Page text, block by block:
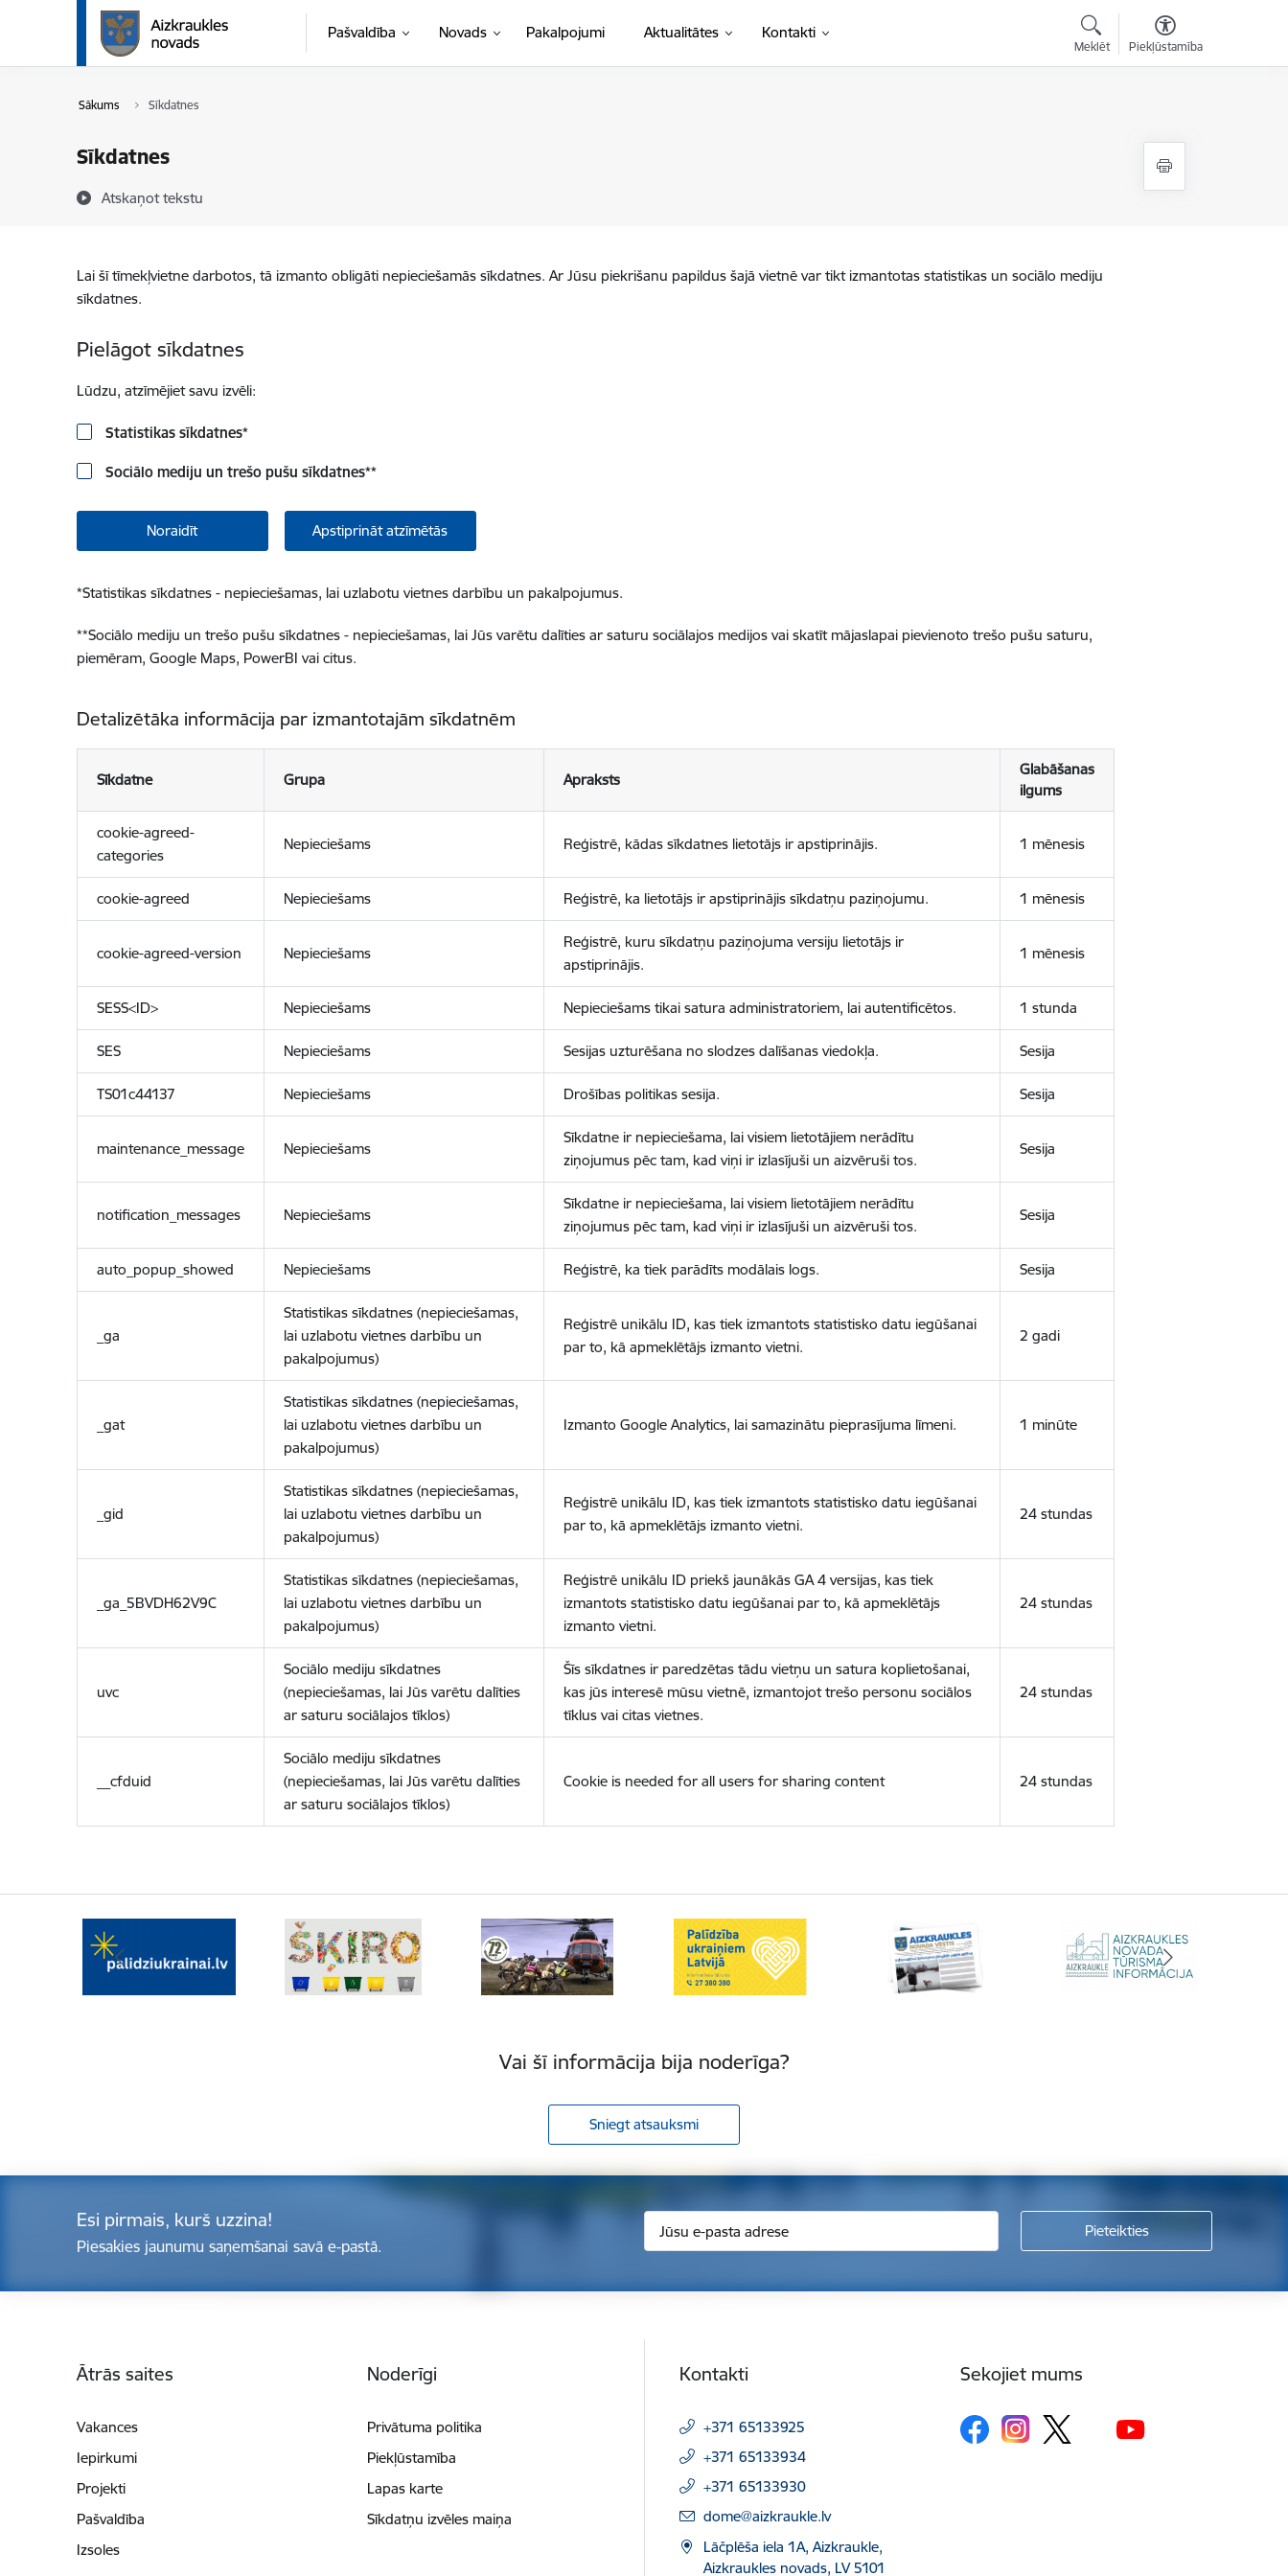
Pāriet uz lapas saturu
Pašvaldība Novads Pakalpojumi Aktualitātes Kontakti
Meklēt Piekļūstamība
Sākums Sīkdatnes
Sīkdatnes
Atskaņot tekstu
Lai šī tīmekļvietne darbotos, tā izmanto obligāti nepieciešamās sīkdatnes. Ar Jūsu piekrišanu papildus šajā vietnē var tikt izmantotas statistikas un sociālo mediju
sīkdatnes.
Pielāgot sīkdatnes
Lūdzu, atzīmējiet savu izvēli:
Statistikas sīkdatnes*
Sociālo mediju un trešo pušu sīkdatnes**
Noraidīt Apstiprināt atzīmētās
*Statistikas sīkdatnes - nepieciešamas, lai uzlabotu vietnes darbību un pakalpojumus.
**Sociālo mediju un trešo pušu sīkdatnes - nepieciešamas, lai Jūs varētu dalīties ar saturu sociālajos medijos vai skatīt mājaslapai pievienoto trešo pušu saturu,
piemēram, Google Maps, PowerBI vai citus.
Detalizētāka informācija par izmantotajām sīkdatnēm
Sīkdatne Grupa Apraksts
Glabāšanas
ilgums
cookie-agreed-
categories
Nepieciešams Reģistrē, kādas sīkdatnes lietotājs ir apstiprinājis. 1 mēnesis
cookie-agreed Nepieciešams Reģistrē, ka lietotājs ir apstiprinājis sīkdatņu paziņojumu. 1 mēnesis
cookie-agreed-version Nepieciešams
Reģistrē, kuru sīkdatņu paziņojuma versiju lietotājs ir
apstiprinājis.
1 mēnesis
SESS<ID> Nepieciešams Nepieciešams tikai satura administratoriem, lai autentificētos. 1 stunda
SES Nepieciešams Sesijas uzturēšana no slodzes dalīšanas viedokļa. Sesija
TS01c44137 Nepieciešams Drošības politikas sesija. Sesija
maintenance_message Nepieciešams
Sīkdatne ir nepieciešama, lai visiem lietotājiem nerādītu
ziņojumus pēc tam, kad viņi ir izlasījuši un aizvēruši tos.
Sesija
notification_messages Nepieciešams
Sīkdatne ir nepieciešama, lai visiem lietotājiem nerādītu
ziņojumus pēc tam, kad viņi ir izlasījuši un aizvēruši tos.
Sesija
auto_popup_showed Nepieciešams Reģistrē, ka tiek parādīts modālais logs. Sesija
_ga
Statistikas sīkdatnes (nepieciešamas,
lai uzlabotu vietnes darbību un
pakalpojumus)
Reģistrē unikālu ID, kas tiek izmantots statistisko datu iegūšanai
par to, kā apmeklētājs izmanto vietni.
2 gadi
_gat
Statistikas sīkdatnes (nepieciešamas,
lai uzlabotu vietnes darbību un
pakalpojumus)
Izmanto Google Analytics, lai samazinātu pieprasījuma līmeni. 1 minūte
_gid
Statistikas sīkdatnes (nepieciešamas,
lai uzlabotu vietnes darbību un
pakalpojumus)
Reģistrē unikālu ID, kas tiek izmantots statistisko datu iegūšanai
par to, kā apmeklētājs izmanto vietni.
24 stundas
_ga_5BVDH62V9C
Statistikas sīkdatnes (nepieciešamas,
lai uzlabotu vietnes darbību un
pakalpojumus)
Reģistrē unikālu ID priekš jaunākās GA 4 versijas, kas tiek
izmantots statistisko datu iegūšanai par to, kā apmeklētājs
izmanto vietni.
24 stundas
uvc
Sociālo mediju sīkdatnes
(nepieciešamas, lai Jūs varētu dalīties
ar saturu sociālajos tīklos)
Šīs sīkdatnes ir paredzētas tādu vietņu un satura koplietošanai,
kas jūs interesē mūsu vietnē, izmantojot trešo personu sociālos
tīklus vai citas vietnes.
24 stundas
__cfduid
Sociālo mediju sīkdatnes
(nepieciešamas, lai Jūs varētu dalīties
ar saturu sociālajos tīklos)
Cookie is needed for all users for sharing content 24 stundas
Vai šī informācija bija noderīga?
Sniegt atsauksmi
Esi pirmais, kurš uzzina!
Piesakies jaunumu saņemšanai savā e-pastā.
Ātrās saites
Vakances
Iepirkumi
Projekti
Pašvaldība
Izsoles
Noderīgi
Privātuma politika
Piekļūstamība
Lapas karte
Sīkdatņu izvēles maiņa
Kontakti
+371 65133925
+371 65133934
+371 65133930
E-pasts:
dome@aizkraukle.lv
Lāčplēša iela 1A, Aizkraukle,
Aizkraukles novads, LV 5101
Sekojiet mums